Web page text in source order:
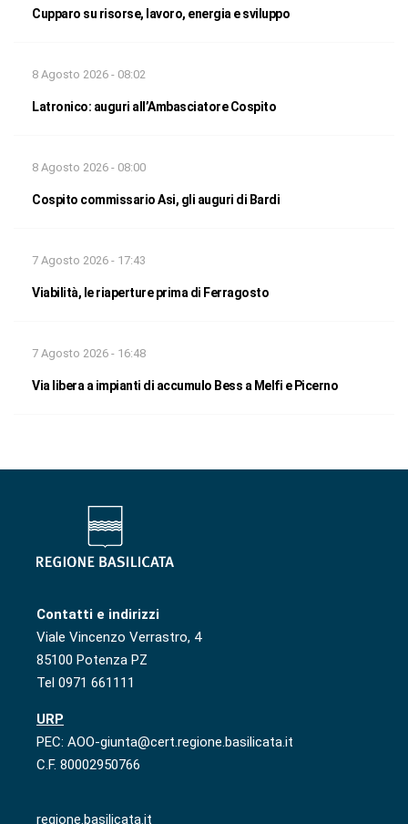
Cupparo su risorse, lavoro, energia e sviluppo
8 Agosto 2026 - 08:02
Latronico: auguri all’Ambasciatore Cospito
8 Agosto 2026 - 08:00
Cospito commissario Asi, gli auguri di Bardi
7 Agosto 2026 - 17:43
Viabilità, le riaperture prima di Ferragosto
7 Agosto 2026 - 16:48
Via libera a impianti di accumulo Bess a Melfi e Picerno
Contatti e indirizzi
Viale Vincenzo Verrastro, 4
85100 Potenza PZ
Tel 0971 661111
URP
PEC: AOO-giunta@cert.regione.basilicata.it
C.F. 80002950766
regione.basilicata.it